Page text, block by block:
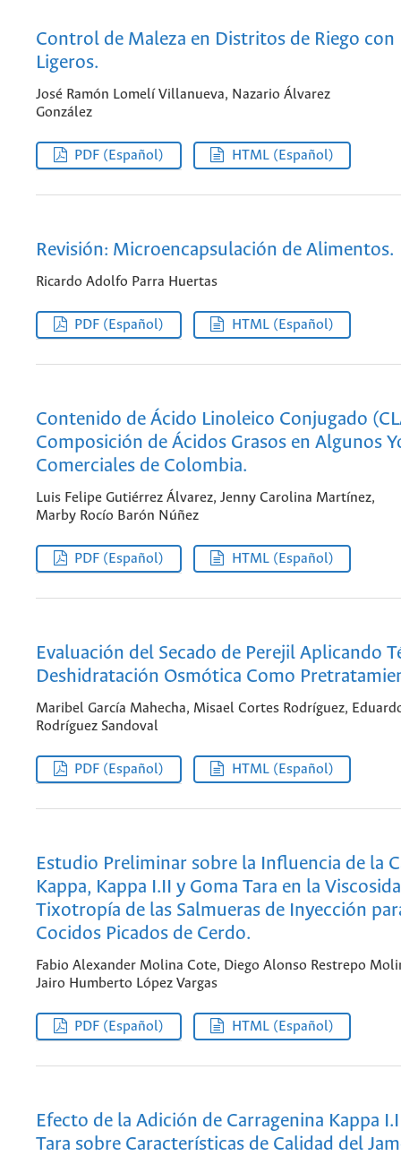
Control de Maleza en Distritos de Riego con
Ligeros.
José Ramón Lomelí Villanueva, Nazario Álvarez
González
PDF (Español) HTML (Español)
Revisión: Microencapsulación de Alimentos.
Ricardo Adolfo Parra Huertas
PDF (Español) HTML (Español)
Contenido de Ácido Linoleico Conjugado
Composición de Ácidos Grasos en Algunos
Comerciales de Colombia.
Luis Felipe Gutiérrez Álvarez, Jenny Carolina Martínez,
Marby Rocío Barón Núñez
PDF (Español) HTML (Español)
Evaluación del Secado de Perejil Aplicando
Deshidratación Osmótica Como
Maribel García Mahecha, Misael Cortes Rodríguez,
Rodríguez Sandoval
PDF (Español) HTML (Español)
Estudio Preliminar sobre la Influencia de la
Kappa, Kappa I.II y Goma Tara en la
Tixotropía de las Salmueras de Inyección
Cocidos Picados de Cerdo.
Fabio Alexander Molina Cote, Diego Alonso Restrepo
Jairo Humberto López Vargas
PDF (Español) HTML (Español)
Efecto de la Adición de Carragenina Kappa
Tara sobre Características de Calidad del